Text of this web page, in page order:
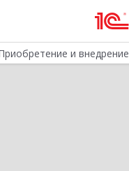
и внедрение